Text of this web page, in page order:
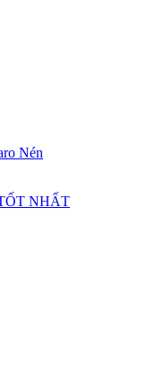
Nén
NHẤT